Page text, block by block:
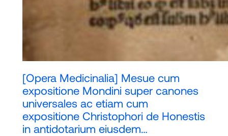
[Opera Medicinalia] Mesue cum
expositione Mondini super canones
universales ac etiam cum
expositione Christophori de Honestis
in antidotarium eiusdem…